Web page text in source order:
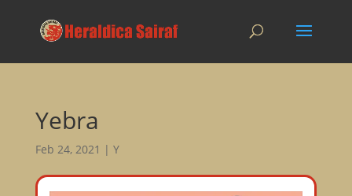
Yebra
Feb 24, 2021 | Y